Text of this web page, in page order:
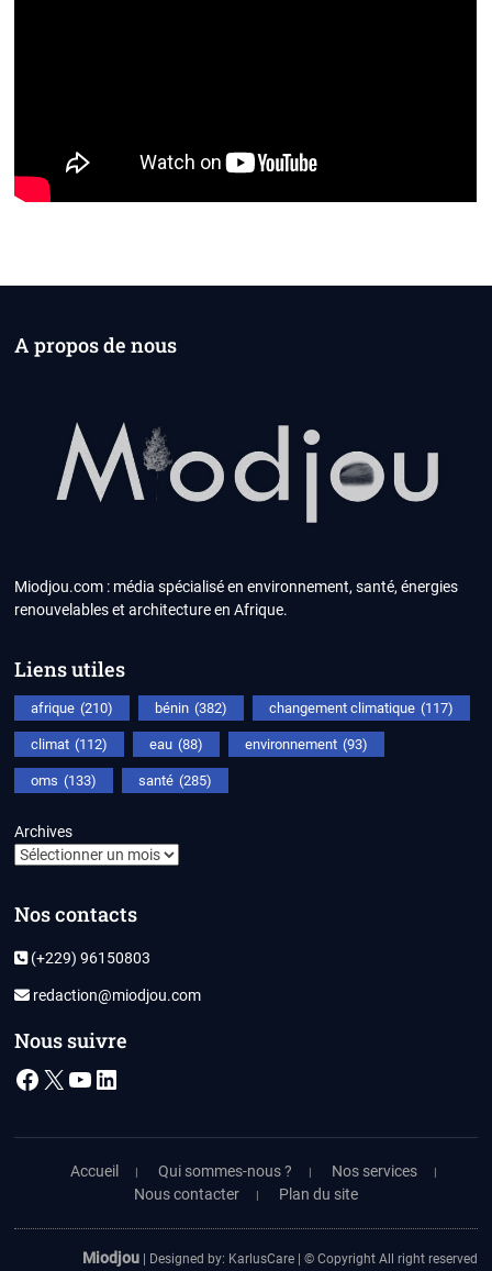
A propos de nous
Miodjou.com : média spécialisé en environnement, santé, énergies
renouvelables et architecture en Afrique.
Liens utiles
afrique (210) bénin (382) changement climatique (117)
climat (112) eau (88) environnement (93)
oms (133) santé (285)
Archives
Nos contacts
(+229) 96150803
redaction@miodjou.com
Nous suivre
Facebook
X YouTube
LinkedIn
Accueil Qui sommes-nous ?
Nos services
Nous contacter
Plan du site
Miodjou| Designed by: KarlusCare| © Copyright All right reserved